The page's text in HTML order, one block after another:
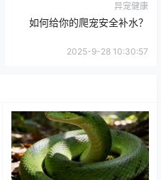
异宠健康
如何给你的爬宠安全补水？
2025-9-28 10:30:57